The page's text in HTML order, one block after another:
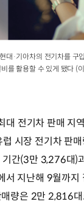
대·기아차의 전기차를 구
를 활용할 수 있게 됐다 (
대 전기차 판매 지
시장 전기차 판
간(3만 3,276대)
지난해 9월까지
량은 2만 2,816